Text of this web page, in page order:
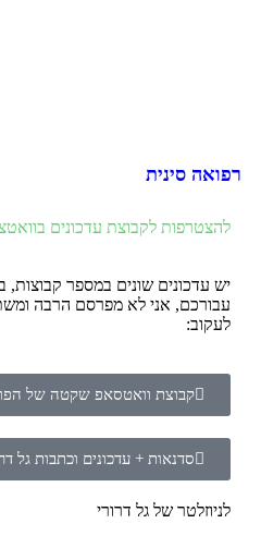
רפואה סינית
להצטרפות לקבוצת עדכונים
יש עדכונים שונים במספר
עבורכם, אני לא מפרסם הרבה
לעקוב:
קבוצת וואטסאפ שקטה של
סדנאות + עדכונים וכתבות גל
לניוזלטר של גל דרורי